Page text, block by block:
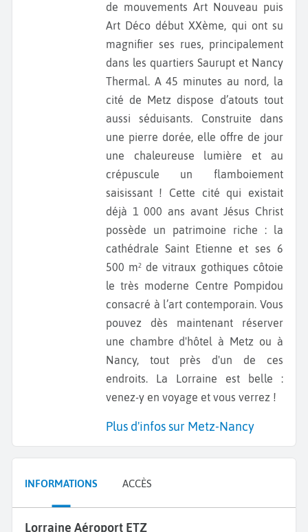
de mouvements Art Nouveau puis
Art Déco début XXème, qui ont su
magnifier ses rues, principalement
dans les quartiers Saurupt et Nancy
Thermal. A 45 minutes au nord, la
cité de Metz dispose d’atouts tout
aussi séduisants. Construite dans
une pierre dorée, elle offre de jour
une chaleureuse lumière et au
crépuscule un flamboiement
saisissant ! Cette cité qui existait
déjà 1 000 ans avant Jésus Christ
possède un patrimoine riche : la
cathédrale Saint Etienne et ses 6
500 m² de vitraux gothiques côtoie
le très moderne Centre Pompidou
consacré à l’art contemporain. Vous
pouvez dès maintenant réserver
une chambre d'hôtel à Metz ou à
Nancy, tout près d'un de ces
endroits. La Lorraine est belle :
venez-y en voyage et vous verrez !
Plus d'infos sur Metz-Nancy
INFORMATIONS ACCÈS
Lorraine Aéroport ETZ